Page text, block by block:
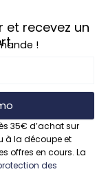
et recevez un
!
35€ d’achat sur
à la découpe et
offres en cours. La
des